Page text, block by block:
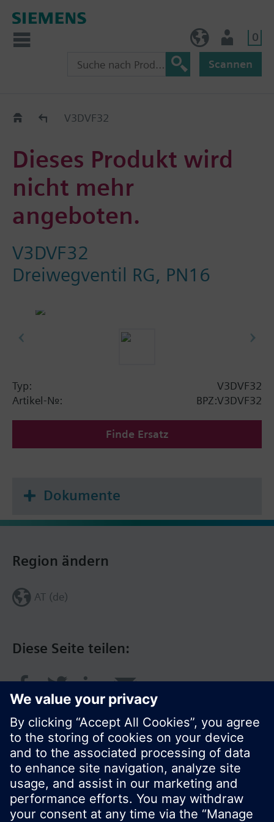
0
Scannen
Old2NewV3DVF32
Dieses Produkt wird
nicht mehr
angeboten.
V3DVF32
Dreiwegventil RG, PN16
Typ:
V3DVF32
Artikel-Nr.:
BPZ:V3DVF32
Finde Ersatz
Dokumente
Diese Seite teilen:
Region ändern
AT (de)
© Siemens Schweiz AG 2016